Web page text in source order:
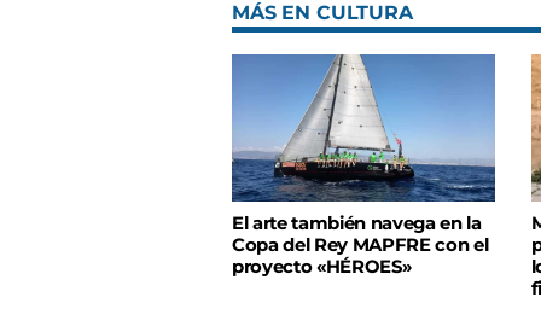
MÁS EN CULTURA
El arte también navega en la
Copa del Rey MAPFRE con el
proyecto «HÉROES»